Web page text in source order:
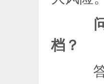
档？
答